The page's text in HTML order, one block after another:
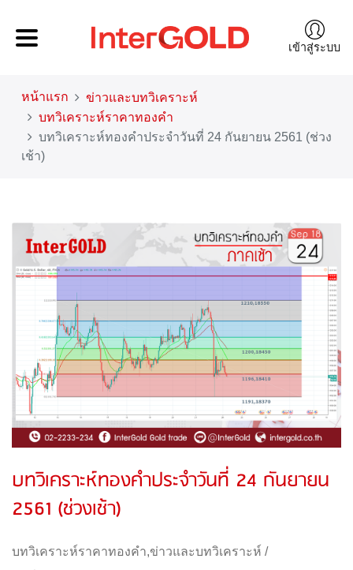
เข้าสู่ระบบ
หน้าแรก
ข่าวและบทวิเคราะห์
บทวิเคราะห์ราคาทองคำ
บทวิเคราะห์ทองคำประจำวันที่ 24 กันยายน 2561 (ช่วง
เช้า)
บทวิเคราะห์ทองคำประจำวันที่ 24 กันยายน
2561 (ช่วงเช้า)
บทวิเคราะห์ราคาทองคำ,ข่าวและบทวิเคราะห์ /